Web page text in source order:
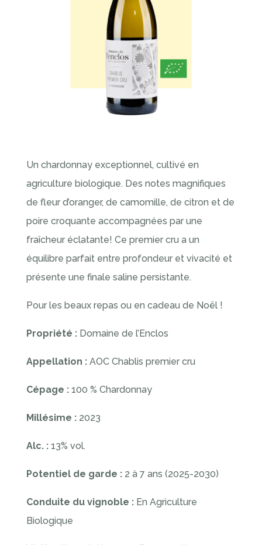
Un chardonnay exceptionnel, cultivé en
agriculture biologique. Des notes magnifiques
de fleur d’oranger, de camomille, de citron et de
poire croquante accompagnées par une
fraîcheur éclatante! Ce premier cru a un
équilibre parfait entre profondeur et vivacité et
présente une finale saline persistante.
Pour les beaux repas ou en cadeau de Noël !
Propriété : Domaine de l’Enclos
Appellation : AOC Chablis premier cru
Cépage : 100 % Chardonnay
Millésime : 2023
Alc. : 13% vol.
Potentiel de garde : 2 à 7 ans (2025-2030)
Conduite du vignoble : En Agriculture
Biologique